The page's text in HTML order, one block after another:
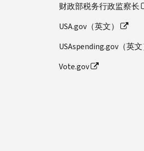
财政部税务行政监察长
USA.gov（英文）
USAspending.gov（英文
Vote.gov